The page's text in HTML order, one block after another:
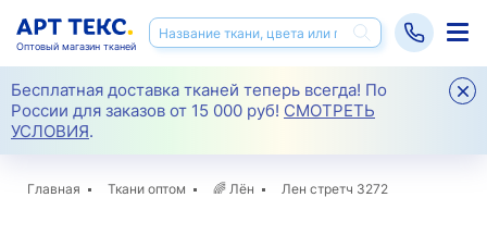
Бесплатная доставка тканей теперь всегда! По
России для заказов от 15 000 руб! СМОТРЕТЬ
УСЛОВИЯ.
Оптовый магазин тканей
Главная Ткани оптом 🌈 Лён Лен стретч 3272